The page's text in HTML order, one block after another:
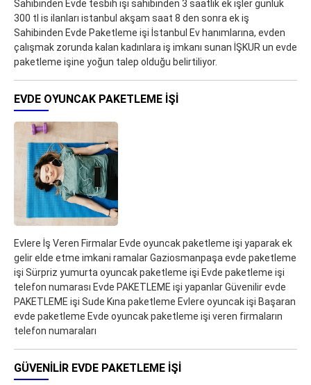
Sahibinden Evde tesbih işi sahibinden 3 saatlik ek işler günlük
300 tl is ilanları istanbul akşam saat 8 den sonra ek iş
Sahibinden Evde Paketleme işi İstanbul Ev hanımlarına, evden
çalışmak zorunda kalan kadınlara iş imkanı sunan İŞKUR un evde
paketleme işine yoğun talep olduğu belirtiliyor.
EVDE OYUNCAK PAKETLEME IŞI
Evlere İş Veren Firmalar Evde oyuncak paketleme işi yaparak ek
gelir elde etme imkani ramalar Gaziosmanpaşa evde paketleme
işi Sürpriz yumurta oyuncak paketleme işi Evde paketleme işi
telefon numarası Evde PAKETLEME işi yapanlar Güvenilir evde
PAKETLEME işi Sude Kına paketleme Evlere oyuncak işi Başaran
evde paketleme Evde oyuncak paketleme işi veren firmaların
telefon numaraları
GÜVENILIR EVDE PAKETLEME IŞI